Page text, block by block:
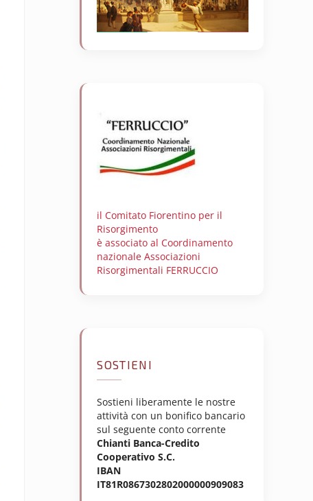
il Comitato Fiorentino per il
Risorgimento
è associato al Coordinamento
nazionale Associazioni
Risorgimentali FERRUCCIO
SOSTIENI
Sostieni liberamente le nostre
attività con un bonifico bancario
sul seguente conto corrente
Chianti Banca-Credito
Cooperativo S.C.
IBAN
IT81R0867302802000000909083